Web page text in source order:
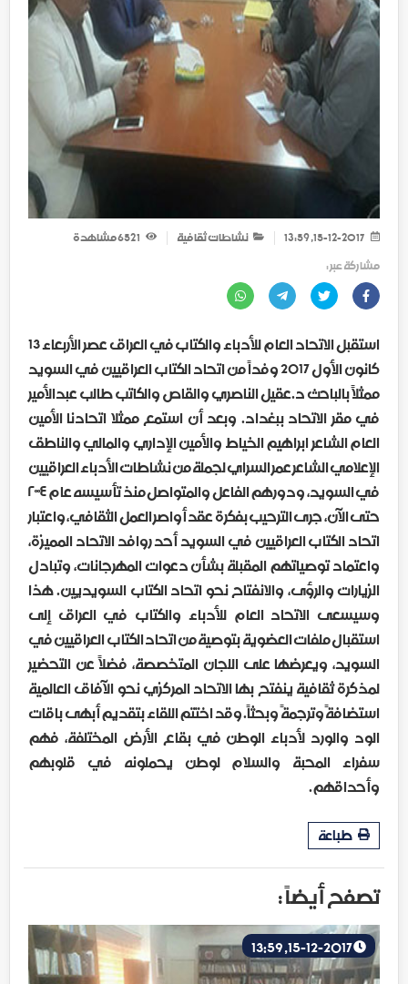
نشاطات ثقافية
مشاهدة
مشاركة عبر :
استقبل الاتحاد العام للأدباء والكتاب في العراق عصر الأربعاء 13
كانون الأول 2017 وفداً من اتحاد الكتاب العراقيين في السويد
ممثلاً بالباحث د.عقيل الناصري والقاص والكاتب طالب عبدالأمير
في مقر الاتحاد ببغداد. وبعد أن استمع ممثلا اتحادنا الأمين
العام الشاعر ابراهيم الخياط والأمين الإداري والمالي والناطق
الإعلامي الشاعر عمر السراي لجملة من نشاطات الأدباء العراقيين
في السويد، ودورهم الفاعل والمتواصل منذ تأسيسه عام ٢٠٠٤
حتى الآن، جرى الترحيب بفكرة عقد أواصر العمل الثقافي، واعتبار
اتحاد الكتاب العراقيين في السويد أحد روافد الاتحاد المميزة،
واعتماد توصياتهم المقبلة بشأن دعوات المهرجانات، وتبادل
الزيارات والرؤى، والانفتاح نحو اتحاد الكتاب السويديين. هذا
وسيسعى الاتحاد العام للأدباء والكتاب في العراق إلى
استقبال ملفات العضوية بتوصية من اتحاد الكتاب العراقيين في
السويد، ويعرضها على اللجان المتخصصة، فضلاً عن التحضير
لمذكرة ثقافية ينفتح بها الاتحاد المركزي نحو الآفاق العالمية
استضافةً وترجمةً وبحثاً. وقد اختتم اللقاء بتقديم أبهى باقات
الود والورد لأدباء الوطن في بقاع الأرض المختلفة، فهم
سفراء المحبة والسلام لوطن يحملونه في قلوبهم
وأحداقهم.
طباعة
تصفح أيضاً :